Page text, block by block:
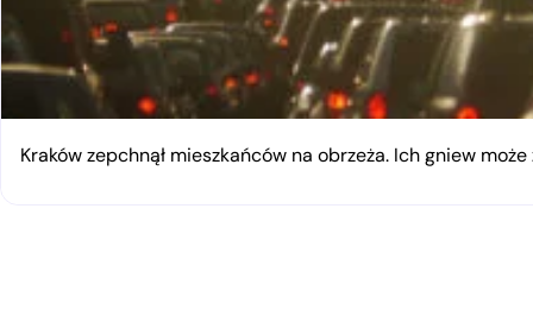
Kraków zepchnął mieszkańców na obrzeża. Ich gniew